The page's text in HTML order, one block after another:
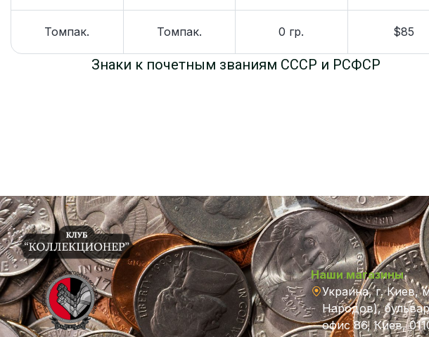
Томпак. Томпак. 0 гр. $85
Знаки к почетным званиям СССР и РСФСР
Наши магазины
Украина, г. Киев,
Народов),
офис 86, Киев,